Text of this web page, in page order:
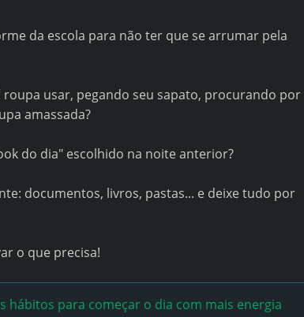
da escola para não ter que se arrumar pela
usar, pegando seu sapato, procurando por
amassada?
do dia" escolhido na noite anterior?
documentos, livros, pastas... e deixe tudo por
o que precisa!
hábitos para começar o dia com mais energia